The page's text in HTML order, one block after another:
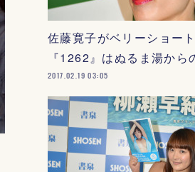
佐藤寛子がベリーショー
『1262』はぬるま湯から
2017.02.19 03:05